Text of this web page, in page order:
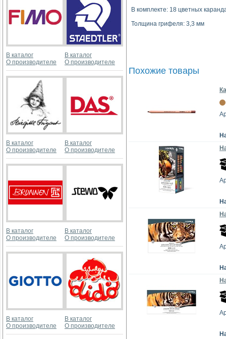
В каталог
О производителе
В каталог
О производителе
В каталог
О производителе
В каталог
О производителе
В каталог
О производителе
В каталог
О производителе
В каталог
О производителе
В каталог
О производителе
В комплекте: 18 цветных
Толщина грифеля: 3,3 мм
Похожие товары